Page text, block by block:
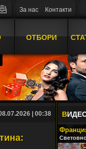
За нас Контакти
ОТБОРИ
| 00:38 В